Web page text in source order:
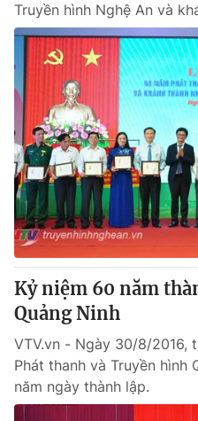
Truyền hình Nghệ An và
Kỷ niệm 60 năm
Quảng Ninh
VTV.vn - Ngày 30/8/2016,
Phát thanh và Truyền hình
năm ngày thành lập.